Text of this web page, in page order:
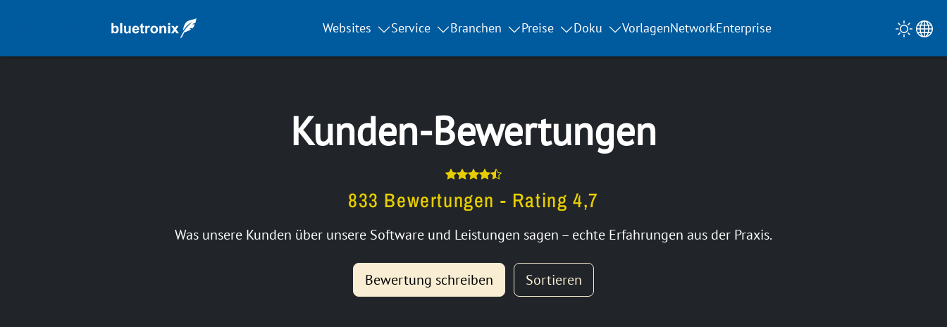
Websites Service Branchen Preise Doku VorlagenNetworkEnterprise
Kunden-Bewertungen
833 Bewertungen - Rating 4,7
Was unsere Kunden über unsere Software und Leistungen sagen – echte Erfahrungen aus der Praxis.
Bewertung schreiben Sortieren